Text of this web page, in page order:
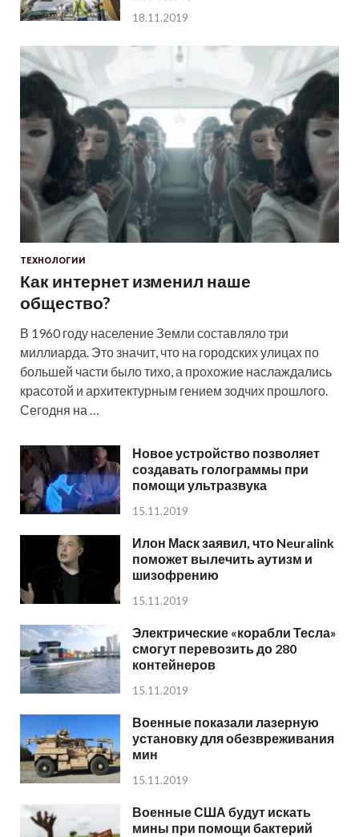
18.11.2019
ТЕХНОЛОГИИ
Как интернет изменил наше
общество?
В 1960 году население Земли составляло три
миллиарда. Это значит, что на городских улицах по
большей части было тихо, а прохожие наслаждались
красотой и архитектурным гением зодчих прошлого.
Сегодня на …
Новое устройство позволяет
создавать голограммы при
помощи ультразвука
15.11.2019
Илон Маск заявил, что Neuralink
поможет вылечить аутизм и
шизофрению
15.11.2019
Электрические «корабли Тесла»
смогут перевозить до 280
контейнеров
15.11.2019
Военные показали лазерную
установку для обезвреживания
мин
15.11.2019
Военные США будут искать
мины при помощи бактерий